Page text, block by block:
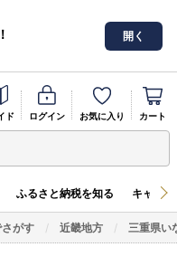
開く
ド ログイン お気に入り カート
ふるさと納税を知る キャン
がす 近畿地方 三重県い